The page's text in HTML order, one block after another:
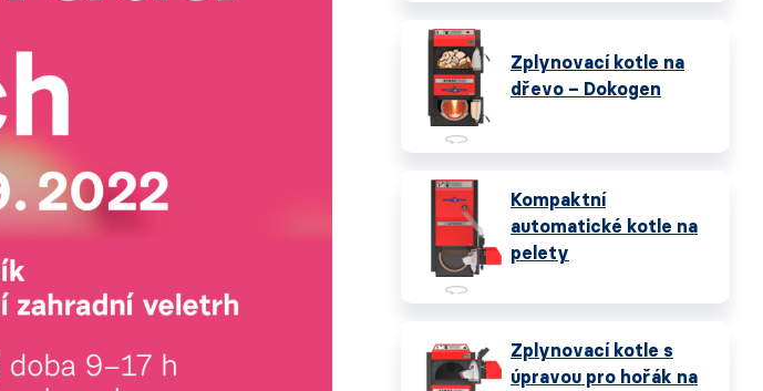
Zplynovací kotle na
dřevo – Dokogen
Kompaktní
automatické kotle na
pelety
Zplynovací kotle s
úpravou pro hořák na